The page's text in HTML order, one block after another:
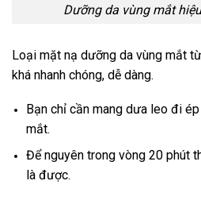
Dưỡng da vùng mắt
Loại mặt nạ dưỡng da vùng mắt
khá nhanh chóng, dễ dàng.
Bạn chỉ cần mang dưa leo đi
mắt.
Để nguyên trong vòng 20 phút
là được.